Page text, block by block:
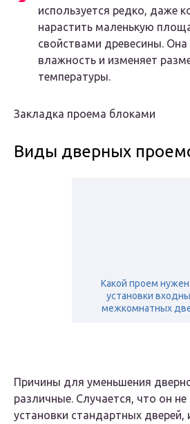
используется редко, даже
нарастить маленькую
свойствами древесины.
влажность и изменяет
температуры.
Закладка проема блоками
Виды дверных
Какой проем
установки
межкомнатных
Причины для уменьшения
различные. Случается, что он
установки стандартных